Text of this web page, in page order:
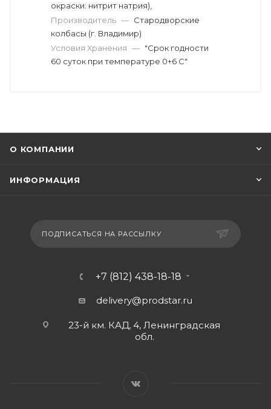
окраски: нитрит натрия),
Производитель — Стародворские
колбасы (г. Владимир)
Условия Хранения — "Срок годности
60 суток при температуре 0+6 С"
О КОМПАНИИ
ИНФОРМАЦИЯ
ПОДПИСАТЬСЯ НА РАССЫЛКУ
+7 (812) 438-18-18
delivery@prodstar.ru
23-й км. КАД, 4, Ленинградская
обл.